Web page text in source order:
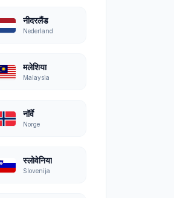
नीदरलैंड
Nederland
मलेशिया
Malaysia
नॉर्वे
Norge
स्लोवेनिया
Slovenija